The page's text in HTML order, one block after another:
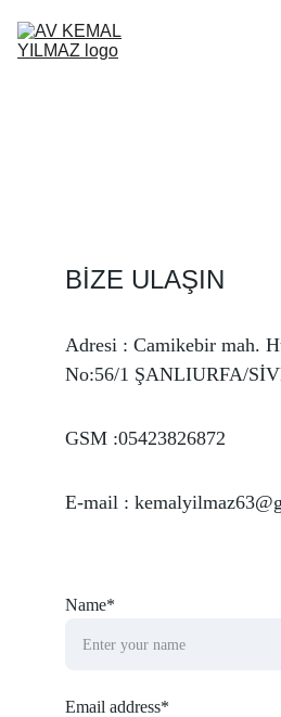
BİZE ULAŞIN
Adresi : Camikebir mah.
No:56/1 ŞANLIURFA/
GSM :05423826872
E-mail :
Name*
Email address*